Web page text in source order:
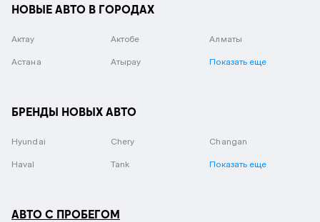
НОВЫЕ АВТО В ГОРОДАХ
Актау Актобе Алматы
Астана Атырау Показать еще
БРЕНДЫ НОВЫХ АВТО
Hyundai Chery Changan
Haval Tank Показать еще
АВТО С ПРОБЕГОМ